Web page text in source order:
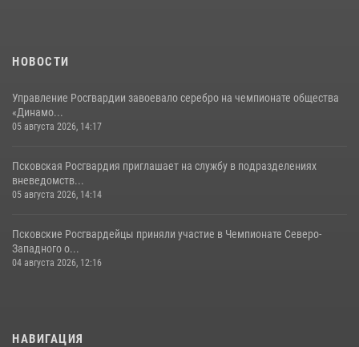
22 июля 2026, 10:19
НОВОСТИ
Управление Росгвардии завоевало серебро на чемпионате общества
«Динамо...
05 августа 2026, 14:17
Псковская Росгвардия приглашает на службу в подразделениях
вневедомств...
05 августа 2026, 14:14
Псковские Росгвардейцы приняли участие в Чемпионате Северо-
Западного о...
04 августа 2026, 12:16
НАВИГАЦИЯ